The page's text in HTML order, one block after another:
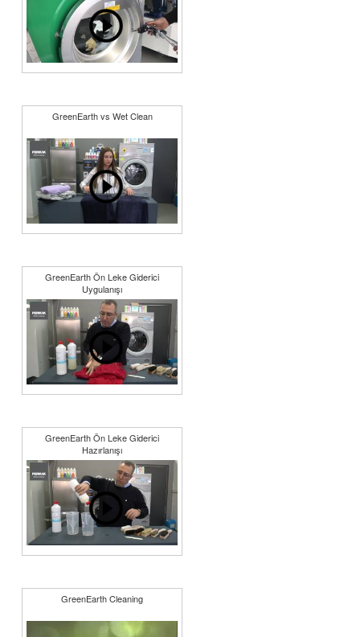
GreenEarth vs Wet Clean
GreenEarth Ön Leke Giderici
Uygulanışı
GreenEarth Ön Leke Giderici
Hazırlanışı
GreenEarth Cleaning